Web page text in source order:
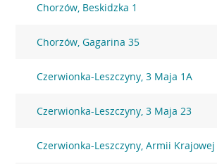
Chorzów, Beskidzka 1
Chorzów, Gagarina 35
Czerwionka-Leszczyny, 3 Maja 1A
Czerwionka-Leszczyny, 3 Maja 23
Czerwionka-Leszczyny, Armii Krajowej